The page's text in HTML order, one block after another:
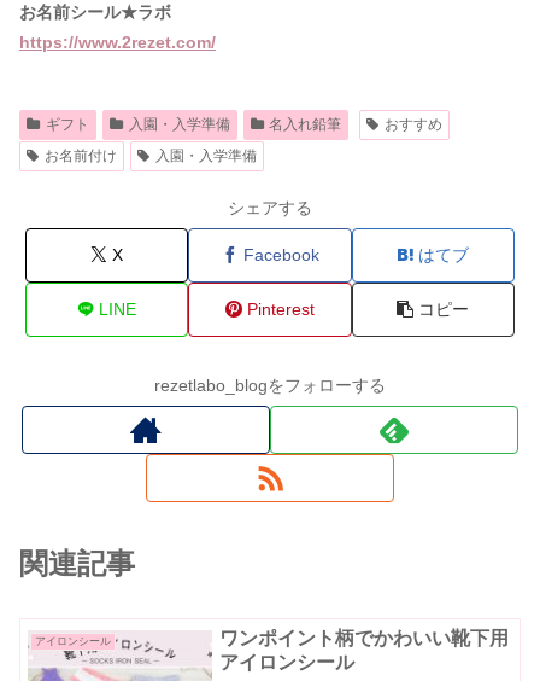
お名前シール★ラボ
https://www.2rezet.com/
ギフト 入園・入学準備 名入れ鉛筆
おすすめ
お名前付け
入園・入学準備
シェアする
X Facebook はてブ
LINE Pinterest コピー
rezetlabo_blogをフォローする
関連記事
アイロンシール
ワンポイント柄でかわいい靴下用
アイロンシール